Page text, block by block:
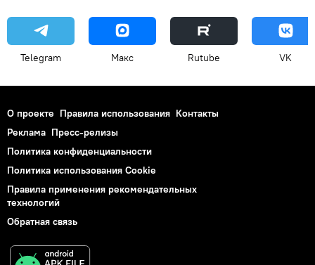
Telegram Макс Rutube VK
О проекте Правила использования Контакты
Реклама Пресс-релизы
Политика конфиденциальности
Политика использования Cookie
Правила применения рекомендательных
технологий
Обратная связь